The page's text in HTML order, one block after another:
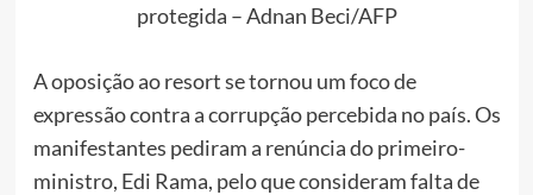
protegida – Adnan Beci/AFP
A oposição ao resort se tornou um foco de
expressão contra a corrupção percebida no país. Os
manifestantes pediram a renúncia do primeiro-
ministro, Edi Rama, pelo que consideram falta de